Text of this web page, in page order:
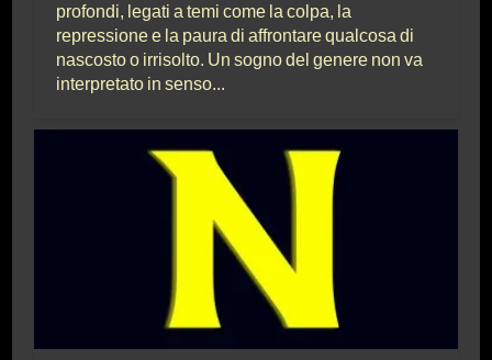
profondi, legati a temi come la colpa, la
repressione e la paura di affrontare qualcosa di
nascosto o irrisolto. Un sogno del genere non va
interpretato in senso...